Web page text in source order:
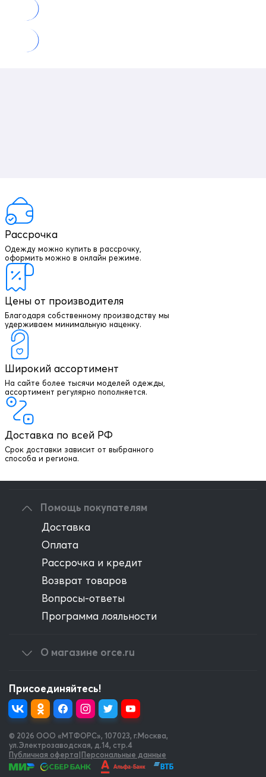
Рассрочка
Одежду можно купить в рассрочку,
оформить можно в онлайн режиме.
Цены от производителя
Благодаря собственному производству мы
удерживаем минимальную наценку.
Широкий ассортимент
На сайте более тысячи моделей одежды,
ассортимент регулярно пополняется.
Доставка по всей РФ
Срок доставки зависит от выбранного
способа и региона.
+7 903 003 03 79
Написать директору
Помощь покупателям
Доставка
Оплата
Рассрочка и кредит
Возврат товаров
Вопросы-ответы
Программа лояльности
О магазине orce.ru
Присоединяйтесь!
© 2026 OOO «МТФОРС», 107023, г.Москва,
ул.Электрозаводская, д.14, стр.4
Публичная оферта|Персональные данные